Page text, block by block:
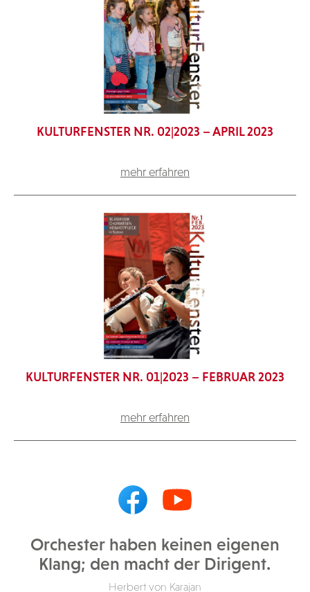
KULTURFENSTER NR. 02|2023 – APRIL 2023
mehr erfahren
KULTURFENSTER NR. 01|2023 – FEBRUAR 2023
mehr erfahren
Orchester haben keinen eigenen
Klang; den macht der Dirigent.
Herbert von Karajan